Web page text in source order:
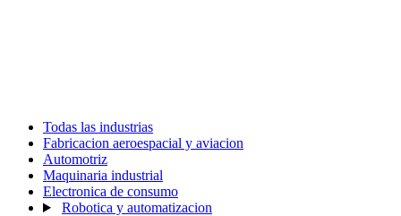
Todas las industrias
Fabricacion aeroespacial y aviacion
Automotriz
Maquinaria industrial
Electronica de consumo
Robotica y automatizacion